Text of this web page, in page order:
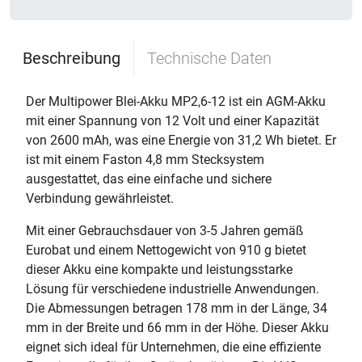
Beschreibung Technische Daten
Der Multipower Blei-Akku MP2,6-12 ist ein AGM-Akku
mit einer Spannung von 12 Volt und einer Kapazität
von 2600 mAh, was eine Energie von 31,2 Wh bietet. Er
ist mit einem Faston 4,8 mm Stecksystem
ausgestattet, das eine einfache und sichere
Verbindung gewährleistet.
Mit einer Gebrauchsdauer von 3-5 Jahren gemäß
Eurobat und einem Nettogewicht von 910 g bietet
dieser Akku eine kompakte und leistungsstarke
Lösung für verschiedene industrielle Anwendungen.
Die Abmessungen betragen 178 mm in der Länge, 34
mm in der Breite und 66 mm in der Höhe. Dieser Akku
eignet sich ideal für Unternehmen, die eine effiziente